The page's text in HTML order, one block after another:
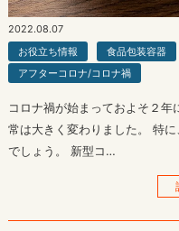
2022.08.07
お役立ち情報
食品包装容器
アフターコロナ/コロナ禍
コロナ禍が始まっておよそ２
常は大きく変わりました。 特
でしょう。 新型コ…